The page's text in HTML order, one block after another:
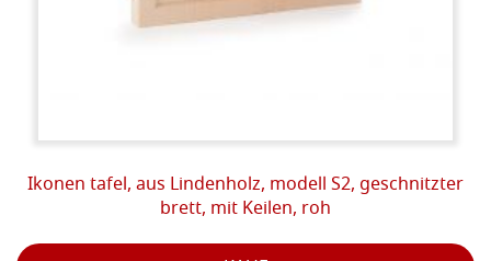
Ikonen tafel, aus Lindenholz, modell S2, geschnitzter
brett, mit Keilen, roh